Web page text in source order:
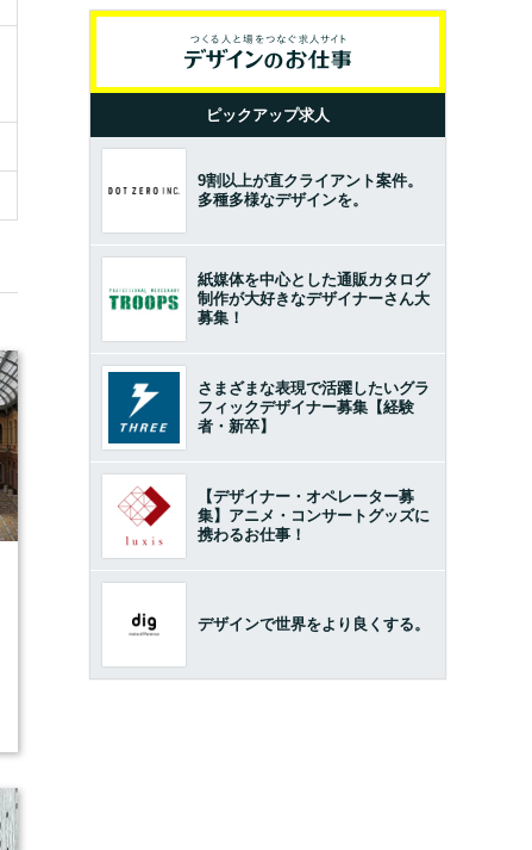
ピックアップ求人
9割以上が直クライアント案件。
多種多様なデザインを。
紙媒体を中心とした通販カタログ
制作が大好きなデザイナーさん大
募集！
さまざまな表現で活躍したいグラ
フィックデザイナー募集【経験
者・新卒】
【デザイナー・オペレーター募
集】アニメ・コンサートグッズに
携わるお仕事！
デザインで世界をより良くする。